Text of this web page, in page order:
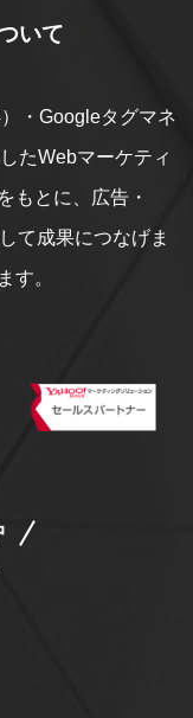
いて
・Googleタグマネ
たWebマーケティ
もとに、広告・
て成果につなげま
す。